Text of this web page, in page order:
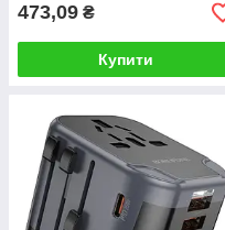
473,09 ₴
Купити